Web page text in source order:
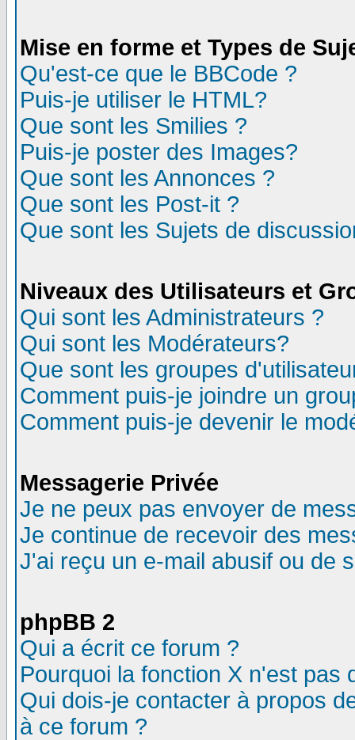
Mise en forme et Types de
Qu'est-ce que le BBCode ?
Puis-je utiliser le HTML?
Que sont les Smilies ?
Puis-je poster des Images?
Que sont les Annonces ?
Que sont les Post-it ?
Que sont les Sujets de
Niveaux des Utilisateurs et
Qui sont les Administrateurs ?
Qui sont les Modérateurs?
Que sont les groupes
Comment puis-je joindre un
Comment puis-je devenir le
Messagerie Privée
Je ne peux pas envoyer de
Je continue de recevoir des
J'ai reçu un e-mail abusif ou de
phpBB 2
Qui a écrit ce forum ?
Pourquoi la fonction X n'est pas
Qui dois-je contacter à propos
à ce forum ?